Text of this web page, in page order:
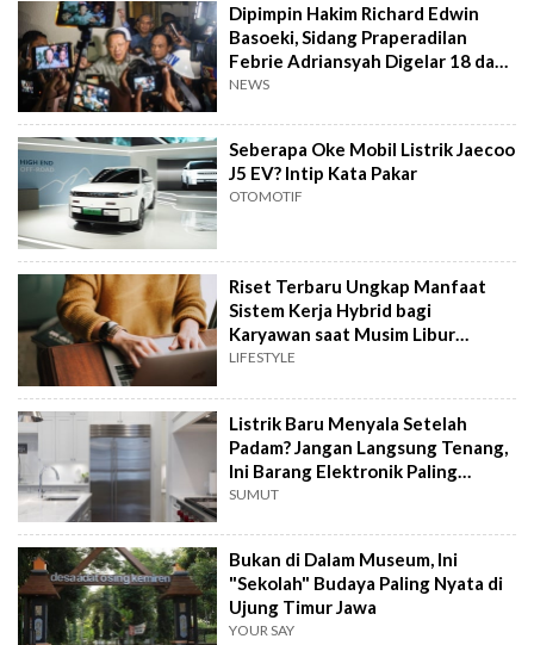
Dipimpin Hakim Richard Edwin
Basoeki, Sidang Praperadilan
Febrie Adriansyah Digelar 18 dan
Agustus
NEWS
Seberapa Oke Mobil Listrik Jaecoo
J5 EV? Intip Kata Pakar
OTOMOTIF
Riset Terbaru Ungkap Manfaat
Sistem Kerja Hybrid bagi
Karyawan saat Musim Libur
Sekolah
LIFESTYLE
Listrik Baru Menyala Setelah
Padam? Jangan Langsung Tenang,
Ini Barang Elektronik Paling
Rawan Rusak
SUMUT
Bukan di Dalam Museum, Ini
"Sekolah" Budaya Paling Nyata di
Ujung Timur Jawa
YOUR SAY